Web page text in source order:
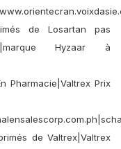
de Losartan pas
Hyzaar à
Pharmacie|Valtrex Prix
de Valtrex|Valtrex